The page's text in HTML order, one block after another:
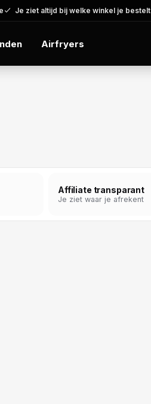
Je ziet altijd bij welke winkel je bestelt
Airfryers
Affiliate transparant
Je ziet waar je afrekent